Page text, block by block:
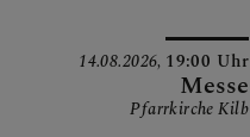
14.08.2026, 19:00 Uhr
Messe
Pfarrkirche Kilb